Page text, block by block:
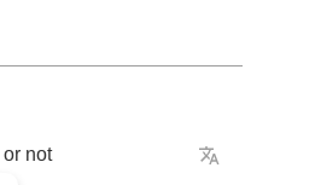
or not